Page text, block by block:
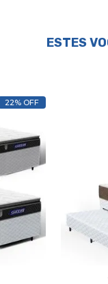
ESTES
22% OFF